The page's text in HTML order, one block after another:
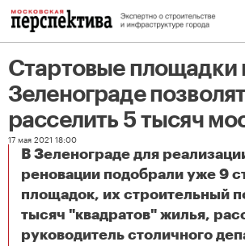
Стартовые площадки
Зеленограде
расселить 5 тысяч
17 мая 2021 18:00
В Зеленограде для
реновации подобрали уже 9
площадок, их строительный
тысяч "квадратов" жилья,
руководитель столичного